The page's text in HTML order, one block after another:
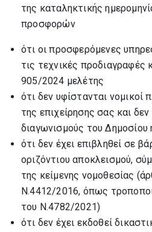
της καταληκτικής
προσφορών
ότι οι προσφερόμενες
τις τεχνικές προδιαγραφές
905/2024 μελέτης
ότι δεν υφίστανται νομικοί
της επιχείρησης σας και
διαγωνισμούς του
ότι δεν έχει επιβληθεί σε
οριζόντιου αποκλεισμού,
της κείμενης νομοθεσίας
Ν.4412/2016, όπως
του Ν.4782/2021)
ότι δεν έχει εκδοθεί